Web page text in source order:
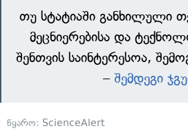
თუ სტატიაში განხილული
მეცნიერებისა და
შენთვის საინტერესოა,
– შემდეგი
წყარო: ScienceAlert